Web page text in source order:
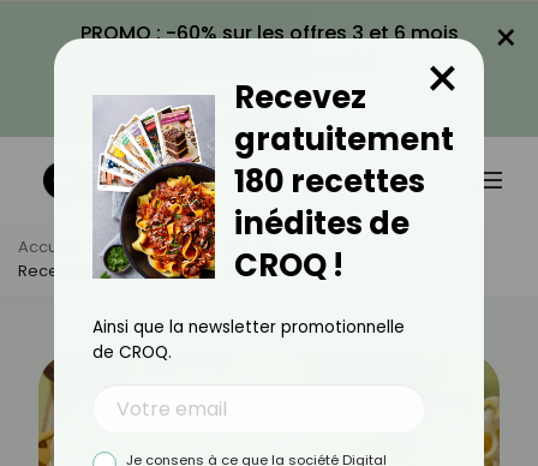
PROMO : -60% sur les offres 3 et 6 mois
VOIR LA PROMO
×
Accueil Actus
Recettes
Recette De Galette De Semoule Légère
Recevez
gratuitement
180 recettes
inédites de
CROQ !
×
Ainsi que la newsletter promotionnelle
de CROQ.
Je consens à ce que la société Digital